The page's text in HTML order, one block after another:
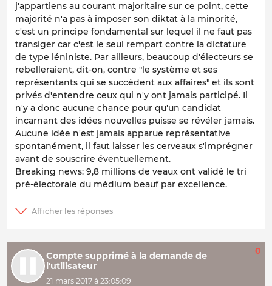
j'appartiens au courant majoritaire sur ce point, cette
majorité n'a pas à imposer son diktat à la minorité,
c'est un principe fondamental sur lequel il ne faut pas
transiger car c'est le seul rempart contre la dictature
de type léniniste. Par ailleurs, beaucoup d'électeurs se
rebelleraient, dit-on, contre "le système et ses
représentants qui se succèdent aux affaires" et ils sont
privés d'entendre ceux qui n'y ont jamais participé. Il
n'y a donc aucune chance pour qu'un candidat
incarnant des idées nouvelles puisse se révéler jamais.
Aucune idée n'est jamais apparue représentative
spontanément, il faut laisser les cerveaux s'imprégner
avant de souscrire éventuellement.
Breaking news: 9,8 millions de veaux ont validé le tri
pré-électorale du médium beauf par excellence.
Compte supprimé à la demande de
l'utilisateur
21 mars 2017 à 23:05:09
0